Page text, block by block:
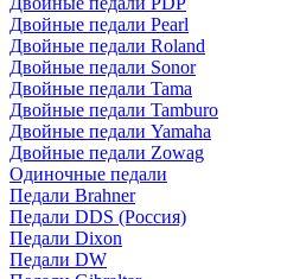
Двойные педали Pearl
Двойные педали Roland
Двойные педали Sonor
Двойные педали Tama
Двойные педали Tamburo
Двойные педали Yamaha
Двойные педали Zowag
Одиночные педали
Педали Brahner
Педали DDS (Россия)
Педали Dixon
Педали DW